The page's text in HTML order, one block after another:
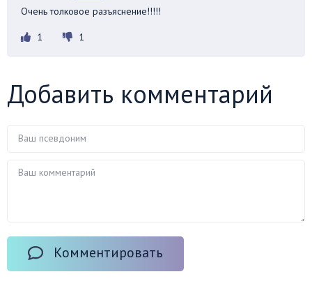
Очень толковое разъяснение!!!!!
1 1
Добавить комментарий
Комментировать